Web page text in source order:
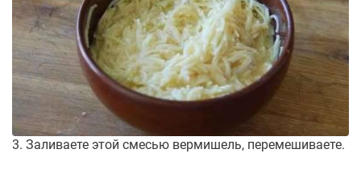
3. Заливаете этой смесью вермишель, перемешиваете.